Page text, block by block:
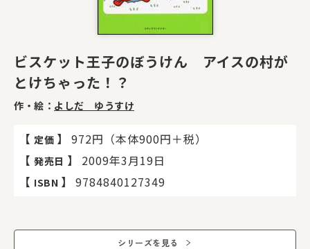
ビスケット王子のぼうけん アイスの村が
とけちゃった！？
作・絵： よしだ ゆうすけ
【 定価 】
972円（本体900円＋税）
【 発売日 】
2009年3月19日
【 ISBN 】 9784840127349
シリーズを見る